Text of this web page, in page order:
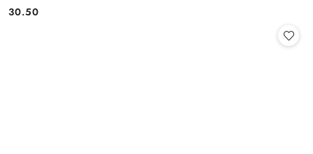
Cena:
30.50